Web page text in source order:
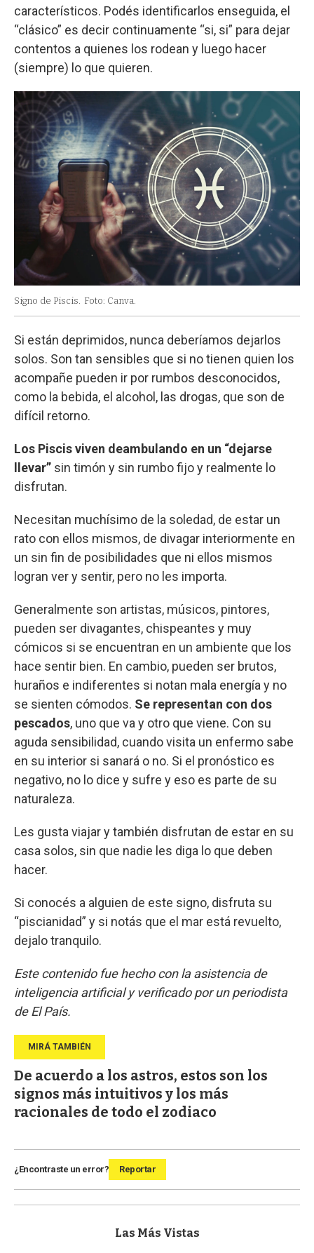
característicos. Podés identificarlos enseguida, el
“clásico” es decir continuamente “si, si” para dejar
contentos a quienes los rodean y luego hacer
(siempre) lo que quieren.
Signo de Piscis. Foto: Canva.
Si están deprimidos, nunca deberíamos dejarlos
solos. Son tan sensibles que si no tienen quien los
acompañe pueden ir por rumbos desconocidos,
como la bebida, el alcohol, las drogas, que son de
difícil retorno.
Los Piscis viven deambulando en un “dejarse
llevar” sin timón y sin rumbo fijo y realmente lo
disfrutan.
Necesitan muchísimo de la soledad, de estar un
rato con ellos mismos, de divagar interiormente en
un sin fin de posibilidades que ni ellos mismos
logran ver y sentir, pero no les importa.
Generalmente son artistas, músicos, pintores,
pueden ser divagantes, chispeantes y muy
cómicos si se encuentran en un ambiente que los
hace sentir bien. En cambio, pueden ser brutos,
huraños e indiferentes si notan mala energía y no
se sienten cómodos. Se representan con dos
pescados, uno que va y otro que viene. Con su
aguda sensibilidad, cuando visita un enfermo sabe
en su interior si sanará o no. Si el pronóstico es
negativo, no lo dice y sufre y eso es parte de su
naturaleza.
Les gusta viajar y también disfrutan de estar en su
casa solos, sin que nadie les diga lo que deben
hacer.
Si conocés a alguien de este signo, disfruta su
“piscianidad” y si notás que el mar está revuelto,
dejalo tranquilo.
Este contenido fue hecho con la asistencia de
inteligencia artificial y verificado por un periodista
de El País.
De acuerdo a los astros, estos son los
signos más intuitivos y los más
racionales de todo el zodiaco
¿Encontraste un error? Reportar
Las Más Vistas